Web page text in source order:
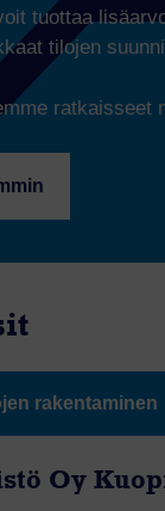
tuottaa
tilojen
ratkaisseet
rakentaminen
Oy